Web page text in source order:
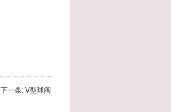
下一条:V型球阀